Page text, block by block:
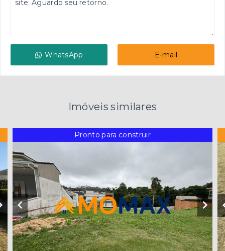
WhatsApp E-mail
Imóveis similares
Pronto para construir